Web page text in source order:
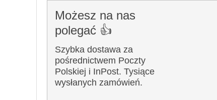
Możesz na nas
polegać 👍
Szybka dostawa za
pośrednictwem Poczty
Polskiej i InPost. Tysiące
wysłanych zamówień.